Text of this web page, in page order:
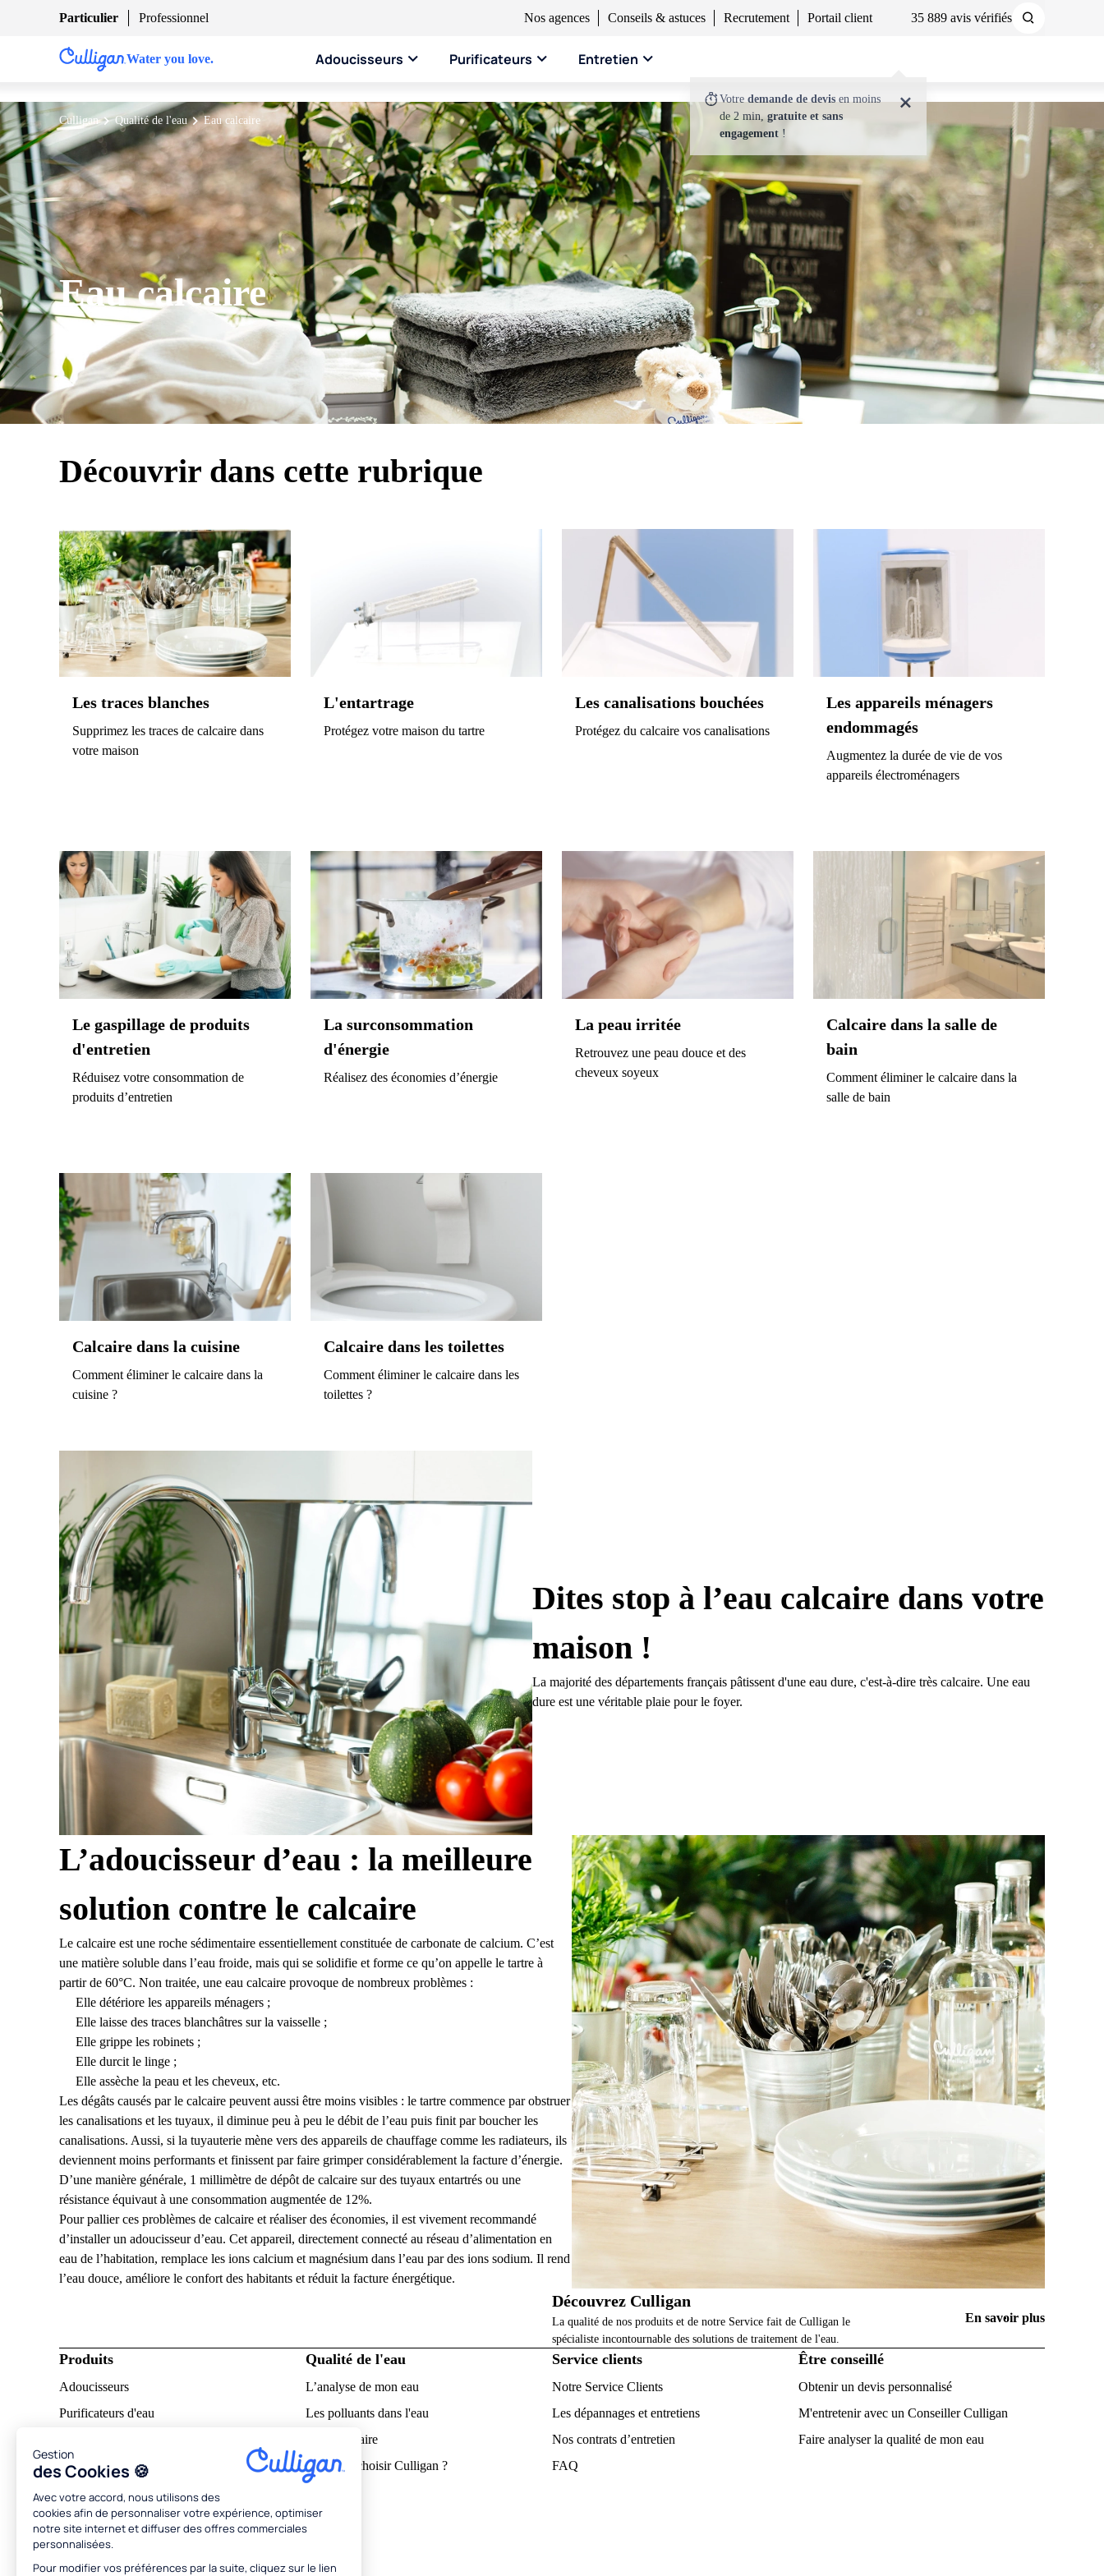
Gestion
des Cookies 🍪
Avec votre accord, nous utilisons des
cookies afin de personnaliser votre expérience, optimiser
notre site internet et diffuser des offres commerciales
personnalisées.
Pour modifier vos préférences par la suite, cliquez sur le lien
Particulier Professionnel Nos agences Conseils & astuces Recrutement Portail client 35 889 avis vérifiés
Water you love. Adoucisseurs Purificateurs Entretien
Votredemande de devisen moins
de 2 min, gratuite et sans
engagement !
Culligan Qualité de l'eau Eau calcaire
Eau calcaire
Découvrir dans cette rubrique
Les traces blanches
Supprimez les traces de calcaire dans
votre maison
L'entartrage
Protégez votre maison du tartre
Les canalisations bouchées
Protégez du calcaire vos canalisations
Les appareils ménagers
endommagés
Augmentez la durée de vie de vos
appareils électroménagers
Le gaspillage de produits
d'entretien
Réduisez votre consommation de
produits d’entretien
La surconsommation
d'énergie
Réalisez des économies d’énergie
La peau irritée
Retrouvez une peau douce et des
cheveux soyeux
Calcaire dans la salle de
bain
Comment éliminer le calcaire dans la
salle de bain
Calcaire dans la cuisine
Comment éliminer le calcaire dans la
cuisine ?
Calcaire dans les toilettes
Comment éliminer le calcaire dans les
toilettes ?
Dites stop à l’eau calcaire dans votre
maison !
La majorité des départements français pâtissent d'une eau dure, c'est-à-dire très calcaire. Une eau
dure est une véritable plaie pour le foyer.
L’adoucisseur d’eau : la meilleure
solution contre le calcaire
Le calcaire est une roche sédimentaire essentiellement constituée de carbonate de calcium. C’est
une matière soluble dans l’eau froide, mais qui se solidifie et forme ce qu’on appelle le tartre à
partir de 60°C. Non traitée, une eau calcaire provoque de nombreux problèmes :
Elle détériore les appareils ménagers ;
Elle laisse des traces blanchâtres sur la vaisselle ;
Elle grippe les robinets ;
Elle durcit le linge ;
Elle assèche la peau et les cheveux, etc.
Les dégâts causés par le calcaire peuvent aussi être moins visibles : le tartre commence par obstruer
les canalisations et les tuyaux, il diminue peu à peu le débit de l’eau puis finit par boucher les
canalisations. Aussi, si la tuyauterie mène vers des appareils de chauffage comme les radiateurs, ils
deviennent moins performants et finissent par faire grimper considérablement la facture d’énergie.
D’une manière générale, 1 millimètre de dépôt de calcaire sur des tuyaux entartrés ou une
résistance équivaut à une consommation augmentée de 12%.
Pour pallier ces problèmes de calcaire et réaliser des économies, il est vivement recommandé
d’installer un adoucisseur d’eau. Cet appareil, directement connecté au réseau d’alimentation en
eau de l’habitation, remplace les ions calcium et magnésium dans l’eau par des ions sodium. Il rend
l’eau douce, améliore le confort des habitants et réduit la facture énergétique.
Découvrez Culligan
La qualité de nos produits et de notre Service fait de Culligan le
spécialiste incontournable des solutions de traitement de l'eau.
En savoir plus
Produits
Adoucisseurs
Purificateurs d'eau
Qualité de l'eau
L’analyse de mon eau
Les polluants dans l'eau
L’eau calcaire
Pourquoi choisir Culligan ?
Service clients
Notre Service Clients
Les dépannages et entretiens
Nos contrats d’entretien
FAQ
Être conseillé
Obtenir un devis personnalisé
M'entretenir avec un Conseiller Culligan
Faire analyser la qualité de mon eau
À propos
Découvrir Culligan
RSE
Conseils et astuces